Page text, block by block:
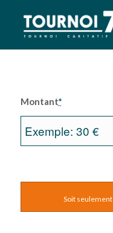
Montant*
Soit seulement